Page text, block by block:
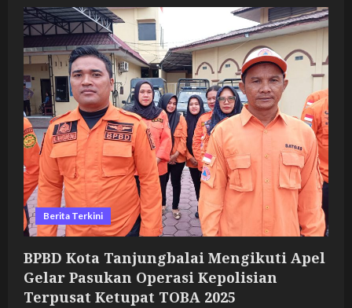
Kota
Tanjungbalai
Melaksanakan
Penjagaan
Posko
Pengamanan
Hari
Raya
Idul
fitri
1446
H
Berita Terkini
BPBD Kota Tanjungbalai Mengikuti Apel
Gelar Pasukan Operasi Kepolisian
Terpusat Ketupat TOBA 2025